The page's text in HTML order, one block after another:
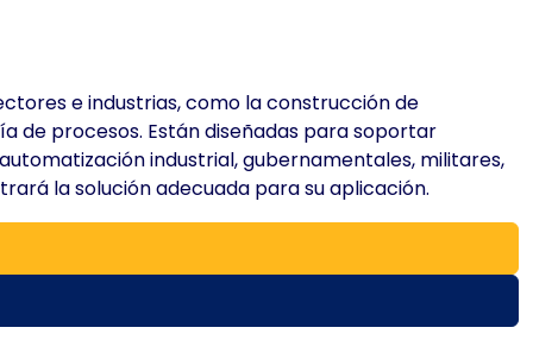
e industrias, como la construcción de
de procesos. Están diseñadas para soportar
industrial, gubernamentales, militares,
la solución adecuada para su aplicación.